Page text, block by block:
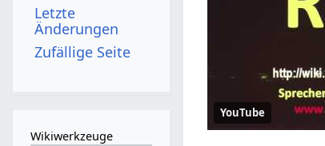
YouTube
Letzte
Änderungen
Zufällige Seite
Wikiwerkzeuge